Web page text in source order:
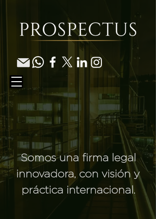
Somos una firma legal
innovadora, con visión y
práctica internacional.